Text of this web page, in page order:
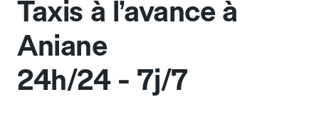
Taxis à l’avance à
Aniane
24h/24 - 7j/7